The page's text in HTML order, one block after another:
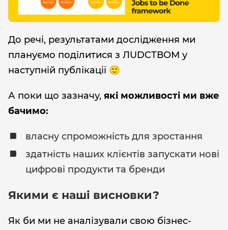
До речі, результатами дослідження ми
плануємо поділитися з ЛUDCТВОМ у
наступній публікації 🙂
А поки що зазначу, які можливості ми вже
бачимо:
власну спроможність для зростання
здатність наших клієнтів запускати нові
цифрові продукти та бренди
Якими є наші висновки?
Як би ми не аналізували свою бізнес-